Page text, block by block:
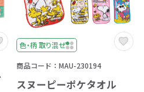
色・柄 取り混ぜ
商品コード：MAU-230194
スヌーピーポケタオル